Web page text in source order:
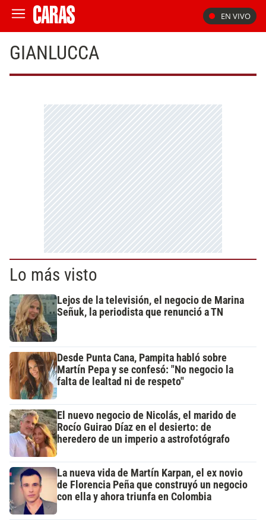
EN VIVO
GIANLUCCA
Lo más visto
Lejos de la televisión, el negocio de Marina
Señuk, la periodista que renunció a TN
Desde Punta Cana, Pampita habló sobre
Martín Pepa y se confesó: "No negocio la
falta de lealtad ni de respeto"
El nuevo negocio de Nicolás, el marido de
Rocío Guirao Díaz en el desierto: de
heredero de un imperio a astrofotógrafo
La nueva vida de Martín Karpan, el ex novio
de Florencia Peña que construyó un negocio
con ella y ahora triunfa en Colombia